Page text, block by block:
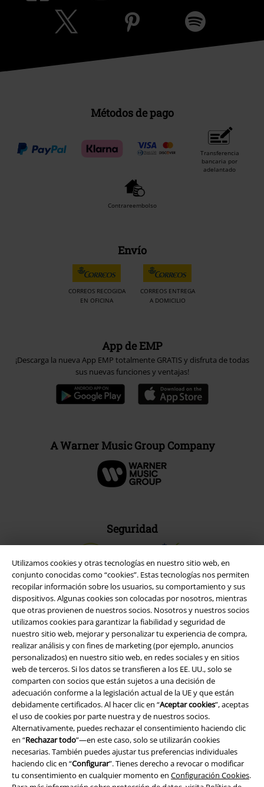
Utilizamos cookies y otras tecnologías en nuestro sitio web, en
conjunto conocidas como “cookies”. Estas tecnologías nos permiten
recopilar información sobre los usuarios, su comportamiento y sus
dispositivos. Algunas cookies son colocadas por nosotros, mientras
que otras provienen de nuestros socios. Nosotros y nuestros socios
utilizamos cookies para garantizar la fiabilidad y seguridad de
nuestro sitio web, mejorar y personalizar tu experiencia de compra,
realizar análisis y con fines de marketing (por ejemplo, anuncios
personalizados) en nuestro sitio web, en redes sociales y en sitios
web de terceros. Si los datos se transfieren a los EE. UU., solo se
comparten con socios que están sujetos a una decisión de
adecuación conforme a la legislación actual de la UE y que están
debidamente certificados. Al hacer clic en “Aceptar cookies”, aceptas
el uso de cookies por parte nuestra y de nuestros socios.
Alternativamente, puedes rechazar el consentimiento haciendo clic
en “Rechazar todo”—en este caso, solo se utilizarán cookies
necesarias. También puedes ajustar tus preferencias individuales
haciendo clic en “Configurar”. Tienes derecho a revocar o modificar
tu consentimiento en cualquier momento en Configuración Cookies.
Métodos de pago
Transferencia
bancaria por
adelantado
Contrareembolso
Envío
CORREOS RECOGIDA
EN OFICINA
CORREOS ENTREGA
A DOMICILIO
App de EMP
¡Descarga la nueva App EMP totalmente GRATIS y disfruta de todas
sus nuevas funciones y ventajas!
A Warner Music Group Company
Seguridad
Legal
Términos y Condiciones
Aviso Legal
Ley protección de datos